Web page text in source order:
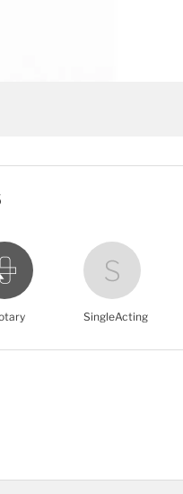
SingleActing